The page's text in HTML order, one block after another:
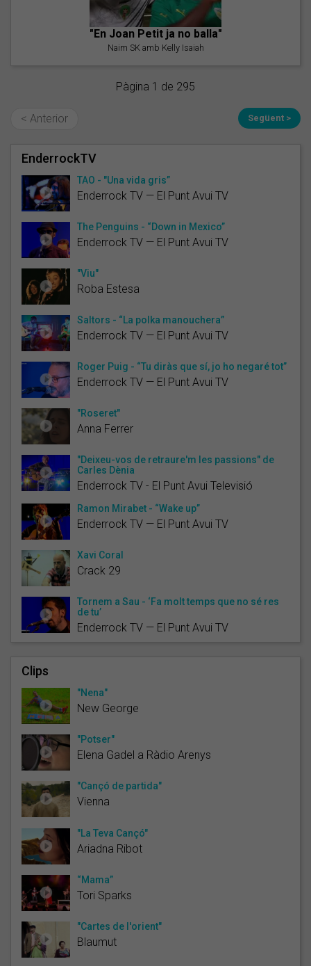
"En Joan Petit ja no balla"
Naim SK amb Kelly Isaiah
Pàgina 1 de 295
< Anterior Següent >
EnderrockTV
TAO - "Una vida gris”
Enderrock TV — El Punt Avui TV
The Penguins - “Down in Mexico”
Enderrock TV — El Punt Avui TV
"Viu"
Roba Estesa
Saltors - “La polka manouchera”
Enderrock TV — El Punt Avui TV
Roger Puig - “Tu diràs que sí, jo ho negaré tot”
Enderrock TV — El Punt Avui TV
"Roseret"
Anna Ferrer
"Deixeu-vos de retraure'm les passions" de
Carles Dènia
Enderrock TV - El Punt Avui Televisió
Ramon Mirabet - “Wake up”
Enderrock TV — El Punt Avui TV
Xavi Coral
Crack 29
Tornem a Sau - ‘Fa molt temps que no sé res
de tu’
Enderrock TV — El Punt Avui TV
Clips
"Nena"
New George
"Potser"
Elena Gadel a Ràdio Arenys
"Cançó de partida"
Vienna
"La Teva Cançó"
Ariadna Ribot
“Mama”
Tori Sparks
"Cartes de l'orient"
Blaumut